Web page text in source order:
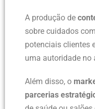
A produção de
sobre cuidados
potenciais clientes
uma autoridade no
Além disso, o
parcerias